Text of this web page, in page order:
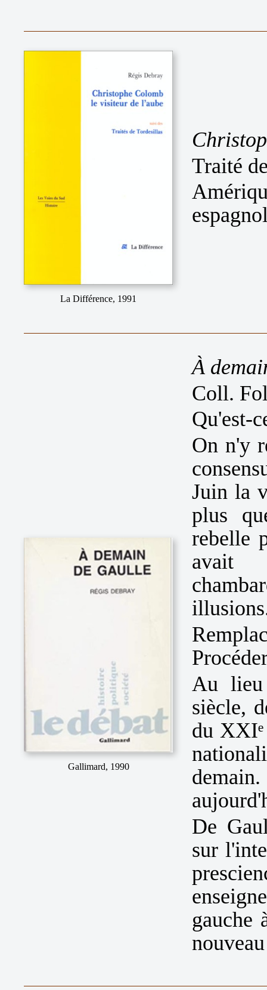
La Différence, 1991
Traité
Gallimard, 1990
À
Coll.
Qu'est-
On n'y
Juin la
plus
rebelle
avait
Au
siècle,
du
De
sur
gauche